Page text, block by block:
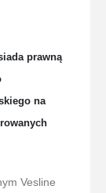
prawną
na
Vesline